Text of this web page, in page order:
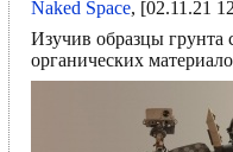
Naked Space, [02.11.21
Изучив образцы грунта
органических